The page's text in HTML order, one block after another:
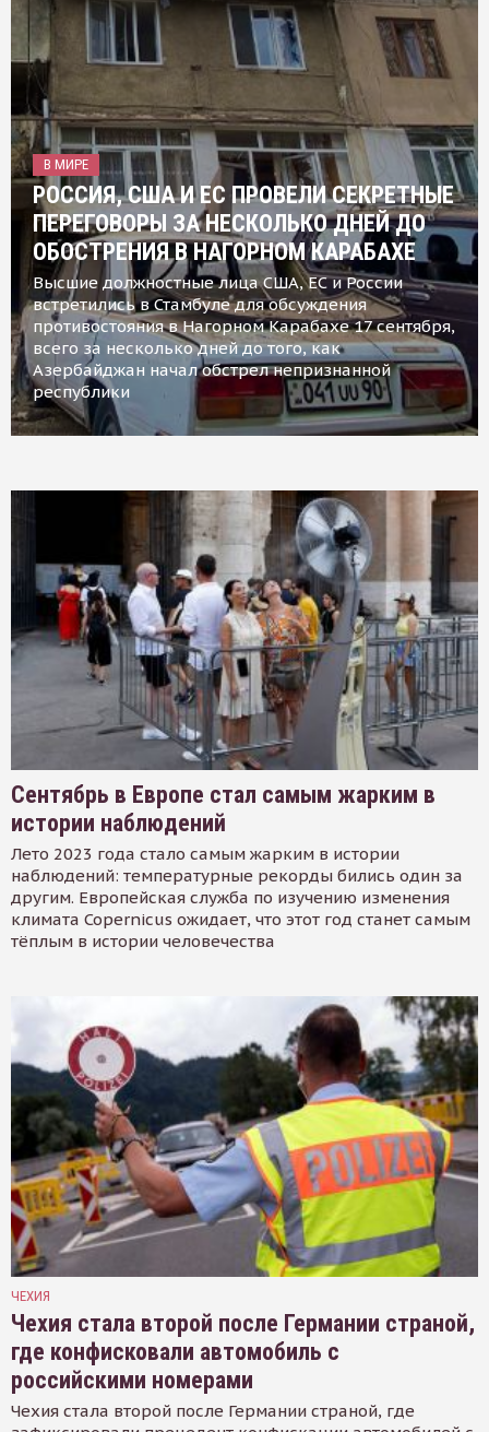
В МИРЕ
РОССИЯ, США И ЕС ПРОВЕЛИ СЕКРЕТНЫЕ
ПЕРЕГОВОРЫ ЗА НЕСКОЛЬКО ДНЕЙ ДО
ОБОСТРЕНИЯ В НАГОРНОМ КАРАБАХЕ
Высшие должностные лица США, ЕС и России
встретились в Стамбуле для обсуждения
противостояния в Нагорном Карабахе 17 сентября,
всего за несколько дней до того, как
Азербайджан начал обстрел непризнанной
республики
Сентябрь в Европе стал самым жарким в
истории наблюдений
Лето 2023 года стало самым жарким в истории
наблюдений: температурные рекорды бились один за
другим. Европейская служба по изучению изменения
климата Copernicus ожидает, что этот год станет самым
тёплым в истории человечества
ЧЕХИЯ
Чехия стала второй после Германии страной,
где конфисковали автомобиль с
российскими номерами
Чехия стала второй после Германии страной, где